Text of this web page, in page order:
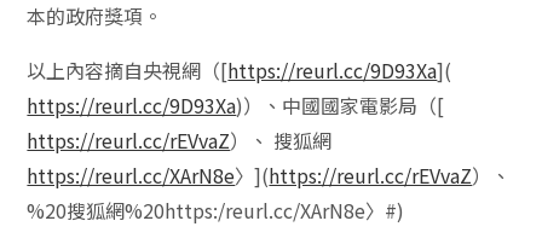
本的政府獎項。
以上內容摘自央視網（[https://reurl.cc/9D93Xa](
https://reurl.cc/9D93Xa)）、中國國家電影局（[
https://reurl.cc/rEVvaZ）、 搜狐網
https://reurl.cc/XArN8e〉](https://reurl.cc/rEVvaZ）、
%20搜狐網%20https:/reurl.cc/XArN8e〉#)